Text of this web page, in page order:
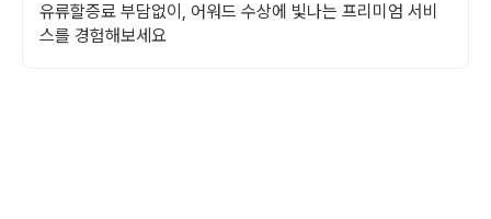
유류할증료 부담없이, 어워드 수상에 빛나는 프리미엄 서비
스를 경험해보세요